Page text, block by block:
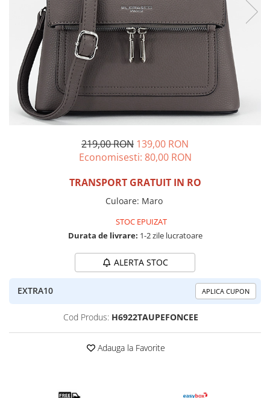
Incaltamine primavara-vara piele
Imbracaminte
Camasi si topuri
Blugi si pantaloni
Fuste
Pulovere si cardigane
Rochii
Salopete
219,00 RON 139,00 RON
Economisesti: 80,00 RON
TRANSPORT GRATUIT IN RO
Culoare: Maro
STOC EPUIZAT
Durata de livrare: 1-2 zile lucratoare
ALERTA STOC
EXTRA10 APLICA CUPON
Cod Produs: H6922TAUPEFONCEE
Adauga la Favorite